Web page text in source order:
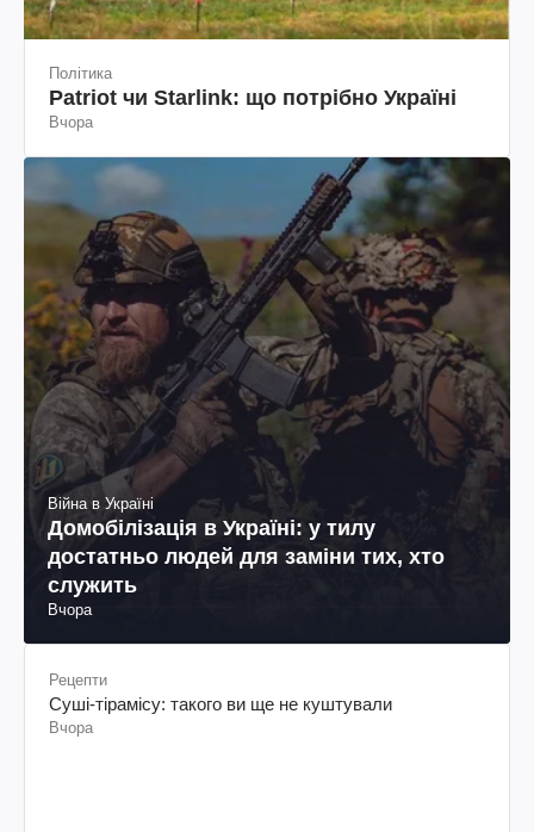
Політика
Patriot чи Starlink: що потрібно Україні
Вчора
Війна в Україні
Домобілізація в Україні: у тилу
достатньо людей для заміни тих, хто
служить
Вчора
Рецепти
Суші-тірамісу: такого ви ще не куштували
Вчора